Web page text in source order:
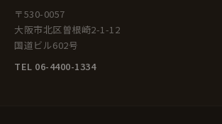
〒530-0057
大阪市北区曽根崎2-1-12
国道ビル602号
TEL 06-4400-1334